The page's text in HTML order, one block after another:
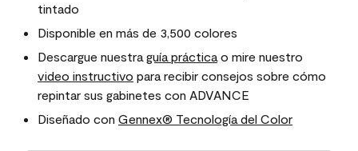
tintado
Disponible en más de 3,500 colores
Descargue nuestraguía prácticao mire nuestro
video instructivo para recibir consejos sobre cómo
repintar sus gabinetes con ADVANCE
Diseñado con Gennex® Tecnología del Color